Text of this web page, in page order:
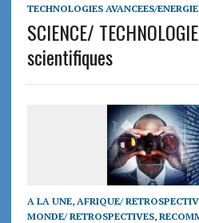
TECHNOLOGIES AVANCEES/
SCIENCE/
scientifiques
A LA UNE, AFRIQUE/
MONDE/ RETROSPECTIVES,